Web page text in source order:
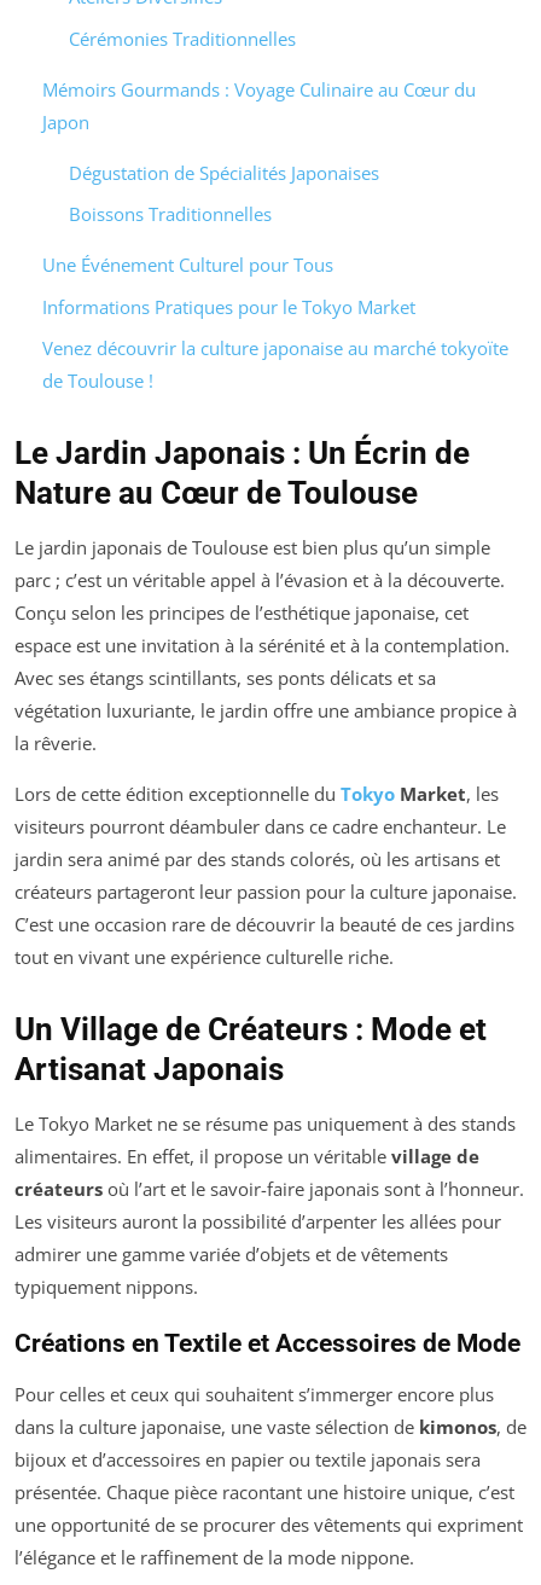
Cérémonies Traditionnelles
Mémoirs Gourmands : Voyage Culinaire au Cœur du
Japon
Dégustation de Spécialités Japonaises
Boissons Traditionnelles
Une Événement Culturel pour Tous
Informations Pratiques pour le Tokyo Market
Venez découvrir la culture japonaise au marché tokyoïte
de Toulouse !
Le Jardin Japonais : Un Écrin de
Nature au Cœur de Toulouse
Le jardin japonais de Toulouse est bien plus qu’un simple
parc ; c’est un véritable appel à l’évasion et à la découverte.
Conçu selon les principes de l’esthétique japonaise, cet
espace est une invitation à la sérénité et à la contemplation.
Avec ses étangs scintillants, ses ponts délicats et sa
végétation luxuriante, le jardin offre une ambiance propice à
la rêverie.
Lors de cette édition exceptionnelle du Tokyo Market, les
visiteurs pourront déambuler dans ce cadre enchanteur. Le
jardin sera animé par des stands colorés, où les artisans et
créateurs partageront leur passion pour la culture japonaise.
C’est une occasion rare de découvrir la beauté de ces jardins
tout en vivant une expérience culturelle riche.
Un Village de Créateurs : Mode et
Artisanat Japonais
Le Tokyo Market ne se résume pas uniquement à des stands
alimentaires. En effet, il propose un véritable village de
créateurs où l’art et le savoir-faire japonais sont à l’honneur.
Les visiteurs auront la possibilité d’arpenter les allées pour
admirer une gamme variée d’objets et de vêtements
typiquement nippons.
Créations en Textile et Accessoires de Mode
Pour celles et ceux qui souhaitent s’immerger encore plus
dans la culture japonaise, une vaste sélection de kimonos, de
bijoux et d’accessoires en papier ou textile japonais sera
présentée. Chaque pièce racontant une histoire unique, c’est
une opportunité de se procurer des vêtements qui expriment
l’élégance et le raffinement de la mode nippone.